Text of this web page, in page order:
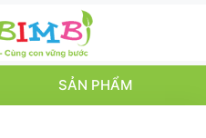
SẢN PHẨM